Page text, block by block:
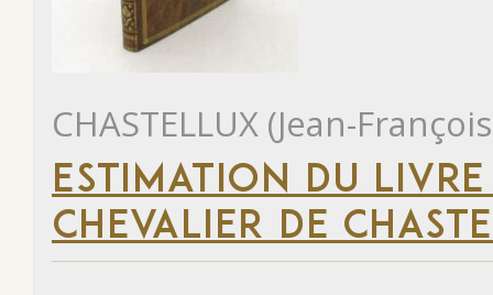
CHASTELLUX (Jean-
ESTIMATION DU
CHEVALIER DE